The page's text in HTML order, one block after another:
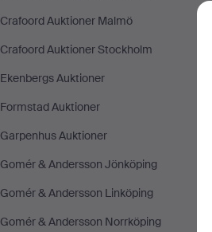
Crafoord Auktioner Malmö
Crafoord Auktioner Stockholm
Ekenbergs Auktioner
Formstad Auktioner
Garpenhus Auktioner
Gomér & Andersson Jönköping
Gomér & Andersson Linköping
Gomér & Andersson Norrköping